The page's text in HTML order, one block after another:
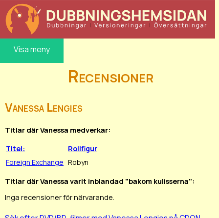
Visa meny
Recensioner
Vanessa Lengies
Titlar där Vanessa medverkar:
Titel:
Rollfigur
Foreign Exchange Robyn
Titlar där Vanessa varit inblandad "bakom kulisserna":
Inga recensioner för närvarande.